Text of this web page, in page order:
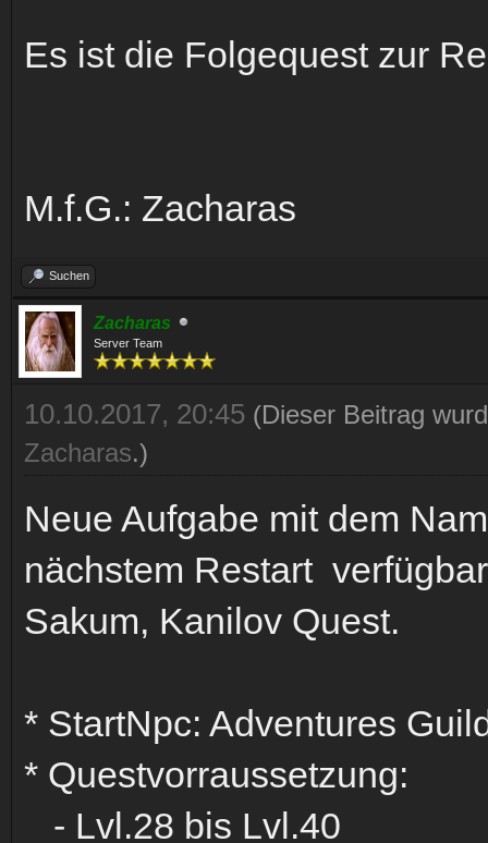
Es ist die Folgequest zur
M.f.G.: Zacharas
Suchen
Zacharas
Server Team
10.10.2017, 20:45 (Dieser Beitrag
Zacharas.)
Neue Aufgabe mit dem
nächstem Restart
Sakum, Kanilov Quest.
* StartNpc: Adventures
* Questvorraussetzung:
- Lvl.28 bis Lvl.40